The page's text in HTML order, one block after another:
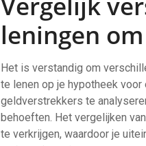
leningen
Het is verstandig om
te lenen op je hypotheek
geldverstrekkers te
behoeften. Het vergelijken
te verkrijgen, waardoor je